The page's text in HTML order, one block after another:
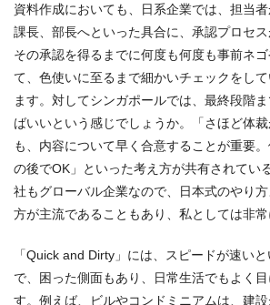
資料作成においても、日系企業では、担当
課長、部長へといった具合に、承認プロセス
その承認を得るまでに何度も何度も事前ネ
て、色使いに至るまで細かいチェックをし
ます。対してシンガポールでは、最終段階
ばいいという感じでしょうか。「さほど体
も、内容について早く合意することが重要
の後でOK」といった考え方が共有されてい
社もグローバル企業なので、日本式のやり
方が主流であることもあり、私としては非常
「Quick and Dirty」には、スピードが速い
で、困った側面もあり、日常生活でもよく
す。例えば、ビルやコンドミニアムは、建